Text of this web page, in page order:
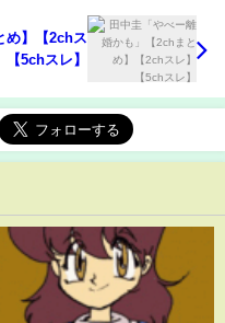
め】【2chス
【5chスレ】